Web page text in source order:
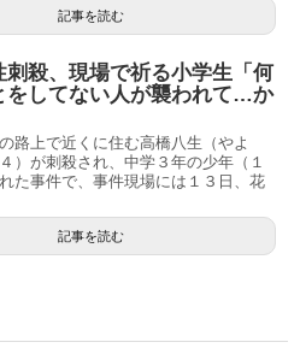
記事を読む
刺殺、現場で祈る小学生「何
をしてない人が襲われて…か
路上で近くに住む高橋八生（やよ
）が刺殺され、中学３年の少年（１
た事件で、事件現場には１３日、花
記事を読む